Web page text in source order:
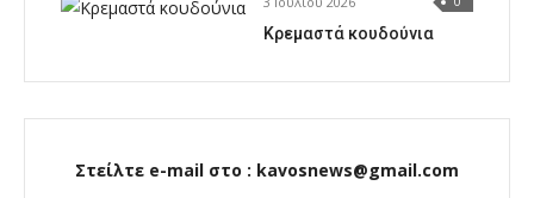
Κρεμαστά κουδούνια
Στείλτε e-mail στο : kavosnews@gmail.com